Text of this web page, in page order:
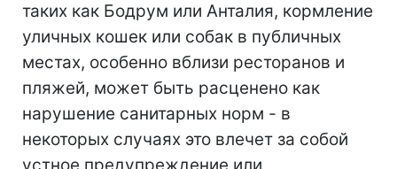
таких как Бодрум или Анталия, кормление
уличных кошек или собак в публичных
местах, особенно вблизи ресторанов и
пляжей, может быть расценено как
нарушение санитарных норм - в
некоторых случаях это влечет за собой